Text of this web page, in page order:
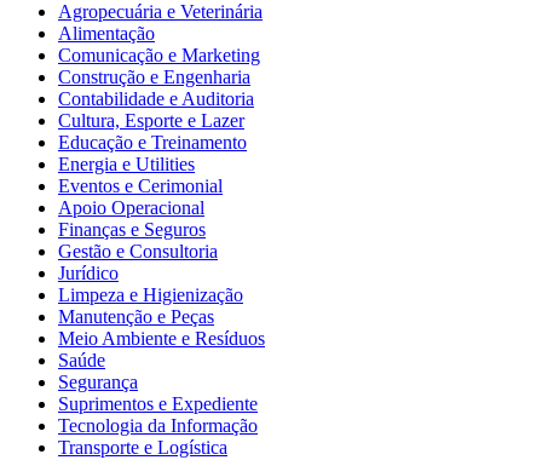
Agropecuária e Veterinária
Alimentação
Comunicação e Marketing
Construção e Engenharia
Contabilidade e Auditoria
Cultura, Esporte e Lazer
Educação e Treinamento
Energia e Utilities
Eventos e Cerimonial
Apoio Operacional
Finanças e Seguros
Gestão e Consultoria
Jurídico
Limpeza e Higienização
Manutenção e Peças
Meio Ambiente e Resíduos
Saúde
Segurança
Suprimentos e Expediente
Tecnologia da Informação
Transporte e Logística